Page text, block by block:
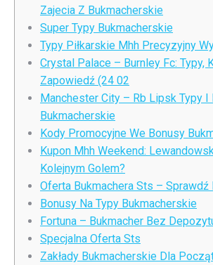
Zajecia Z Bukmacherskie
Super Typy Bukmacherskie
Typy Piłkarskie Mhh Precyzyjny
Crystal Palace – Burnley Fc: Typy,
Zapowiedź (24 02
Manchester City – Rb Lipsk Typy I
Bukmacherskie
Kody Promocyjne We Bonusy
Kupon Mhh Weekend:
Kolejnym Golem?
Oferta Bukmachera Sts – Sprawdź
Bonusy Na Typy Bukmacherskie
Fortuna – Bukmacher Bez
Specjalna Oferta Sts
Zakłady Bukmacherskie Dla